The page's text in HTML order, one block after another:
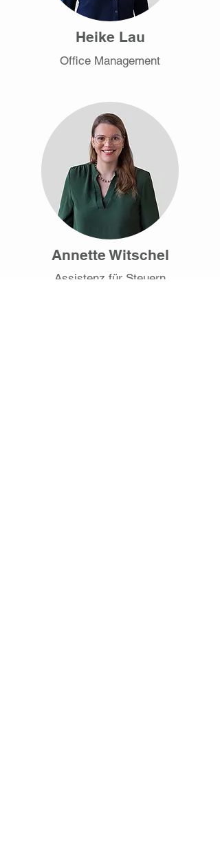
Heike Lau
Office Management
Annette Witschel
Assistenz für Steuern